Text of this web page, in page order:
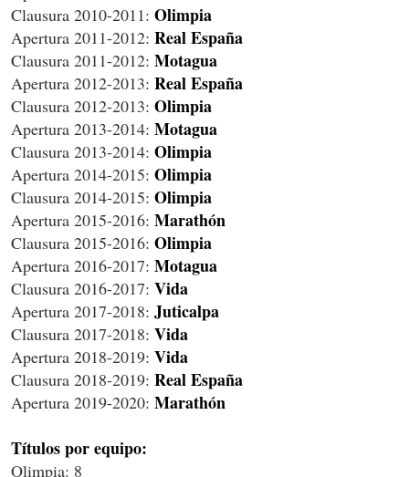
Clausura 2010-2011: Olimpia
Apertura 2011-2012: Real España
Clausura 2011-2012: Motagua
Apertura 2012-2013: Real España
Clausura 2012-2013: Olimpia
Apertura 2013-2014: Motagua
Clausura 2013-2014: Olimpia
Apertura 2014-2015: Olimpia
Clausura 2014-2015: Olimpia
Apertura 2015-2016: Marathón
Clausura 2015-2016: Olimpia
Apertura 2016-2017: Motagua
Clausura 2016-2017: Vida
Apertura 2017-2018: Juticalpa
Clausura 2017-2018: Vida
Apertura 2018-2019: Vida
Clausura 2018-2019: Real España
Apertura 2019-2020: Marathón
Títulos por equipo:
Olimpia: 8